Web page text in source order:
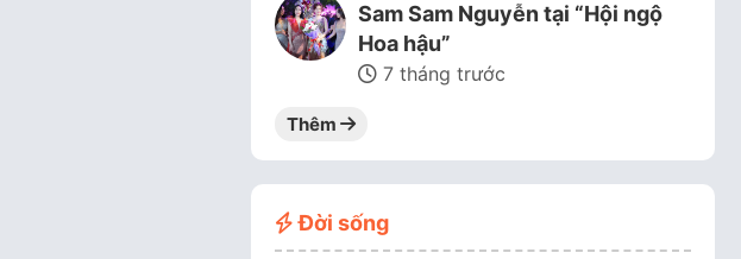
Sam Sam Nguyễn tại “Hội ngộ
Hoa hậu”
7 tháng trước
Thêm
Đời sống